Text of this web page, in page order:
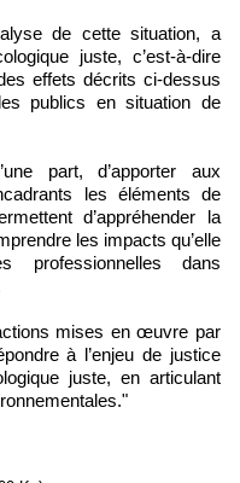
de cette situation, a
juste, c’est-à-dire
effets décrits ci-dessus
publics en situation de
part, d’apporter aux
les éléments de
d’appréhender la
les impacts qu’elle
dans
mises en œuvre par
à l’enjeu de justice
juste, en articulant